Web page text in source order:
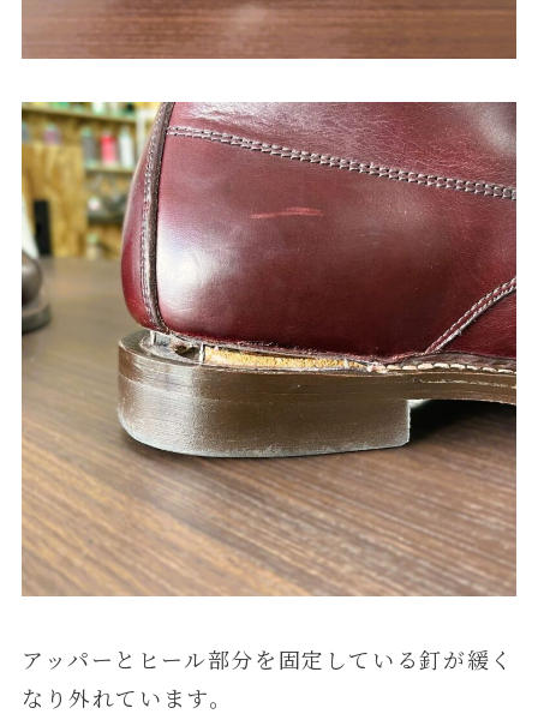
アッパーとヒール部分を固定している釘が緩く
なり外れています。